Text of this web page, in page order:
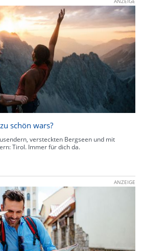
schön wars?
versteckten Bergseen und mit
Tirol. Immer für dich da.
ANZEIGE